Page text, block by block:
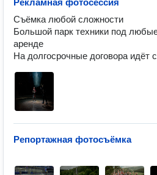
Рекламная фотосессия
Съёмка любой сложности
Большой парк техники под
аренде
На долгосрочные договора идёт
Репортажная фотосъёмка